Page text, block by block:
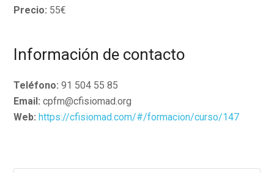
Precio: 55€
Información de contacto
Teléfono: 91 504 55 85
Email: cpfm@cfisiomad.org
Web: https://cfisiomad.com/#/formacion/curso/147